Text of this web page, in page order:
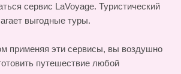
сервис LaVoyage. Туристический
выгодные туры.
применяя эти сервисы, вы воздушно
путешествие любой